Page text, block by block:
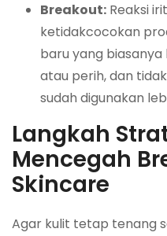
Breakout: Reaksi
ketidakcocokan
baru yang
atau perih, dan
sudah digunakan
Langkah
Mencegah
Skincare
Agar kulit tetap tenang